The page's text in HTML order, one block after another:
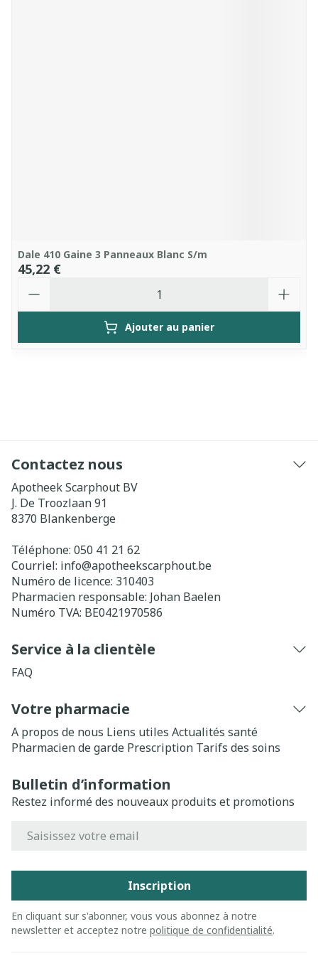
Dale 410 Gaine 3 Panneaux Blanc S/m
45,22 €
Ajouter au panier
Contactez nous
Apotheek Scarphout BV
J. De Troozlaan 91
8370 Blankenberge
Téléphone: 050 41 21 62
Courriel: info@apotheekscarphout.be
Numéro de licence: 310403
Pharmacien responsable: Johan Baelen
Numéro TVA: BE0421970586
Service à la clientèle
FAQ
Votre pharmacie
A propos de nous Liens utiles Actualités santé
Pharmacien de garde Prescription Tarifs des soins
Bulletin d’information
Restez informé des nouveaux produits et promotions
Inscription
En cliquant sur s'abonner, vous vous abonnez à notre
newsletter et acceptez notre politique de confidentialité.